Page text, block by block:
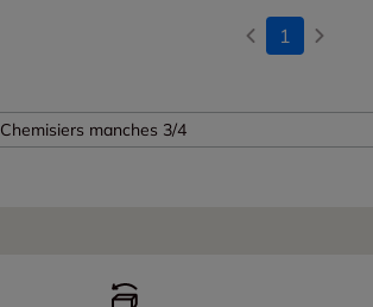
1
Chemisiers manches 3/4